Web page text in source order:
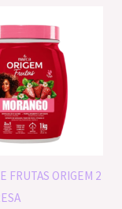
FRUTAS ORIGEM 2